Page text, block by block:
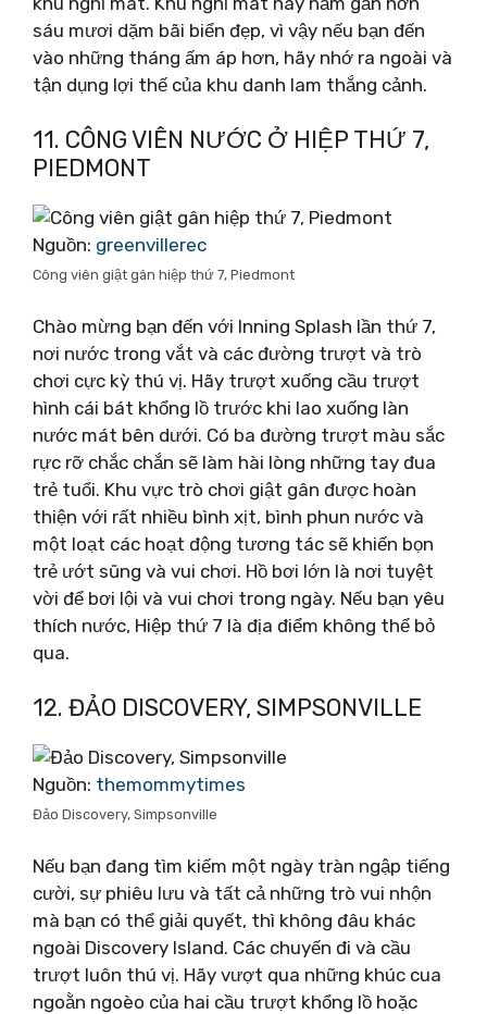
sáu mươi dặm bãi biển đẹp, vì vậy nếu bạn đến
vào những tháng ấm áp hơn, hãy nhớ ra ngoài và
tận dụng lợi thế của khu danh lam thắng cảnh.
11. CÔNG VIÊN NƯỚC Ở HIỆP THỨ 7,
PIEDMONT
Nguồn: greenvillerec
Công viên giật gân hiệp thứ 7, Piedmont
Chào mừng bạn đến với Inning Splash lần thứ 7,
nơi nước trong vắt và các đường trượt và trò
chơi cực kỳ thú vị. Hãy trượt xuống cầu trượt
hình cái bát khổng lồ trước khi lao xuống làn
nước mát bên dưới. Có ba đường trượt màu sắc
rực rỡ chắc chắn sẽ làm hài lòng những tay đua
trẻ tuổi. Khu vực trò chơi giật gân được hoàn
thiện với rất nhiều bình xịt, bình phun nước và
một loạt các hoạt động tương tác sẽ khiến bọn
trẻ ướt sũng và vui chơi. Hồ bơi lớn là nơi tuyệt
vời để bơi lội và vui chơi trong ngày. Nếu bạn yêu
thích nước, Hiệp thứ 7 là địa điểm không thể bỏ
qua.
12. ĐẢO DISCOVERY, SIMPSONVILLE
Nguồn: themommytimes
Đảo Discovery, Simpsonville
Nếu bạn đang tìm kiếm một ngày tràn ngập tiếng
cười, sự phiêu lưu và tất cả những trò vui nhộn
mà bạn có thể giải quyết, thì không đâu khác
ngoài Discovery Island. Các chuyến đi và cầu
trượt luôn thú vị. Hãy vượt qua những khúc cua
ngoằn ngoèo của hai cầu trượt khổng lồ hoặc